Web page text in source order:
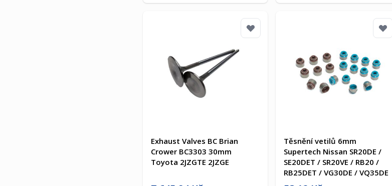
Exhaust Valves BC Brian
Crower BC3303 30mm
Toyota 2JZGTE 2JZGE
Těsnění vetilů 6mm
Supertech Nissan SR20DE /
SE20DET / SR20VE / RB20 /
RB25DET / VG30DE / VQ35DE